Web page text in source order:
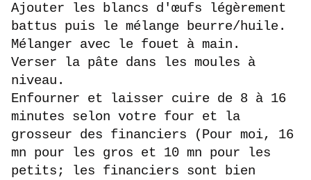
Ajouter les blancs d'œufs légèrement
battus puis le mélange beurre/huile.
Mélanger avec le fouet à main.
Verser la pâte dans les moules à
niveau.
Enfourner et laisser cuire de 8 à 16
minutes selon votre four et la
grosseur des financiers
(Pour moi, 16
mn pour les gros et 10 mn pour les
petits; les financiers sont bien